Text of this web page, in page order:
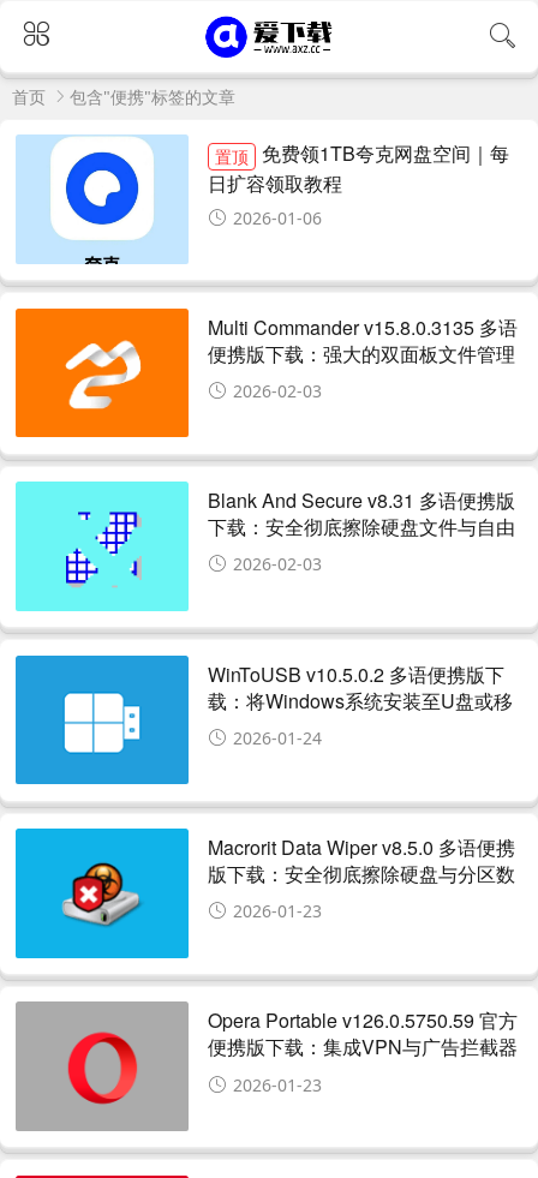
首页 包含"便携"标签的文章
置顶
免费领1TB夸克网盘空间｜每
日扩容领取教程
2026-01-06
Multi Commander v15.8.0.3135 多语
便携版下载：强大的双面板文件管理
器，便携免安装支持高级功能
2026-02-03
Blank And Secure v8.31 多语便携版
下载：安全彻底擦除硬盘文件与自由
空间数据的便携工具
2026-02-03
WinToUSB v10.5.0.2 多语便携版下
载：将Windows系统安装至U盘或移
动硬盘的便携工具
2026-01-24
Macrorit Data Wiper v8.5.0 多语便携
版下载：安全彻底擦除硬盘与分区数
据的便携工具
2026-01-23
Opera Portable v126.0.5750.59 官方
便携版下载：集成VPN与广告拦截器
的快速网页浏览器便携版
2026-01-23